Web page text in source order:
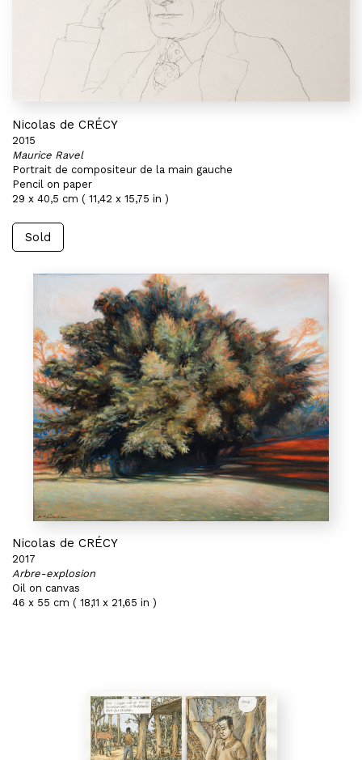
Nicolas de CRÉCY
2015
Maurice Ravel
Portrait de compositeur de la main gauche
Pencil on paper
29 x 40,5 cm ( 11,42 x 15,75 in )
Sold
Nicolas de CRÉCY
2017
Arbre-explosion
Oil on canvas
46 x 55 cm ( 18,11 x 21,65 in )